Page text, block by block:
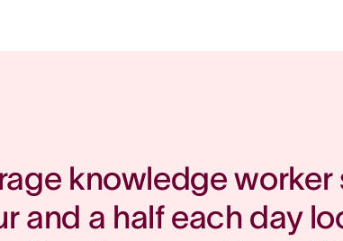
knowledge worker
and a half each day